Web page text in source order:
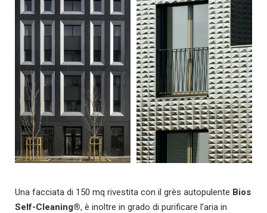
Una facciata di 150 mq rivestita con il grès autopulente Bios
Self-Cleaning®, è inoltre in grado di purificare l’aria in